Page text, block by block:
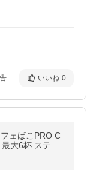
いいね 0
ェばこPRO C
大6杯 ステン
ー 予約タイマ